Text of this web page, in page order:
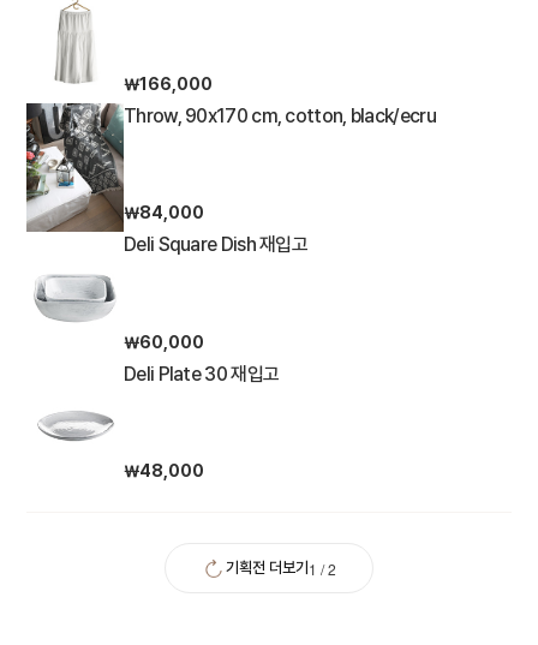
￦166,000
Throw, 90x170 cm, cotton, black/ecru
￦84,000
Deli Square Dish 재입고
￦60,000
Deli Plate 30 재입고
￦48,000
기획전 더보기 1 /2